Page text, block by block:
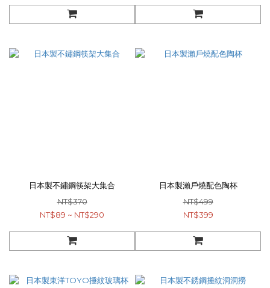
日本製不鏽鋼筷架大集合
NT$370
NT$89 ~ NT$290
日本製瀨戶燒配色陶杯
NT$499
NT$399